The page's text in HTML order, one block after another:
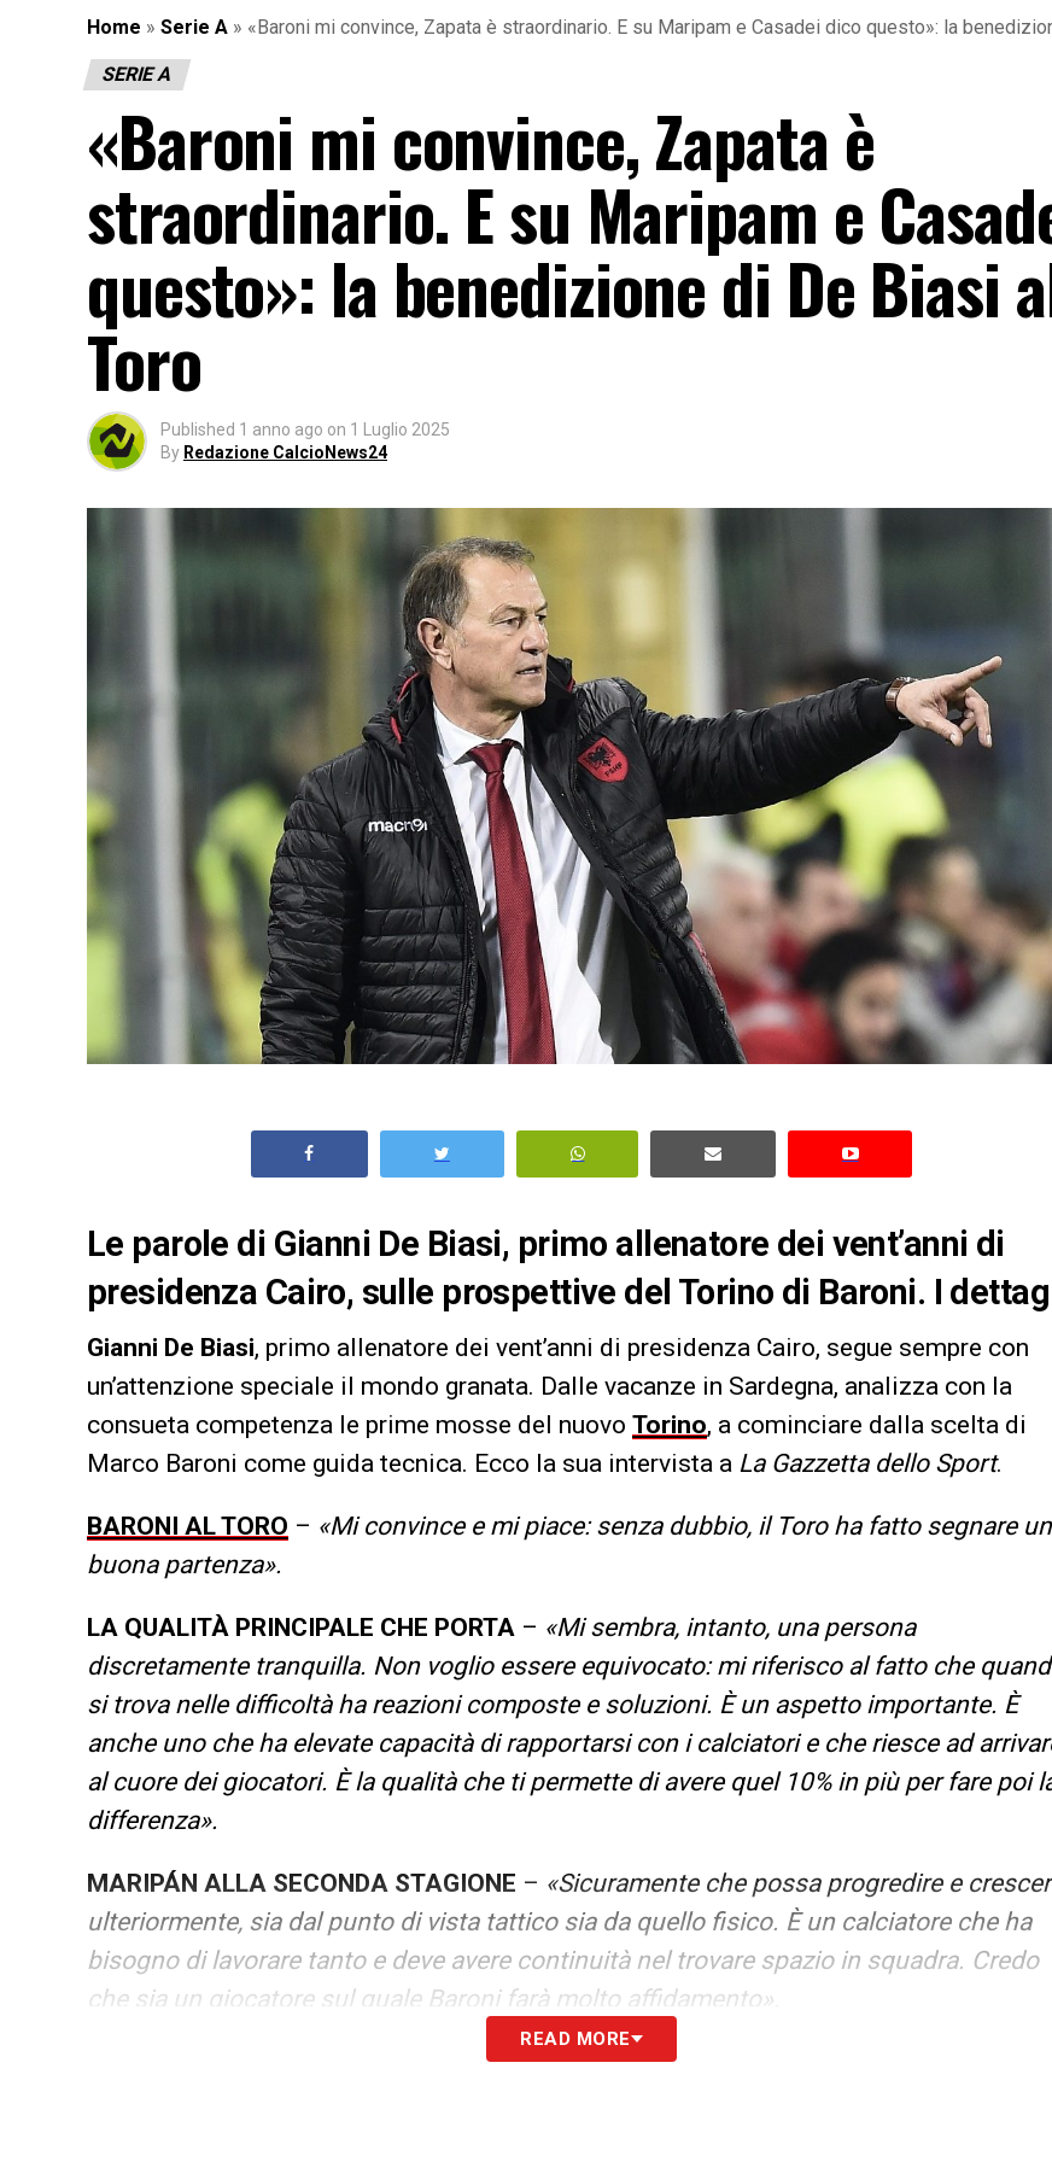
Home » Serie A » «Baroni mi convince, Zapata è straordinario. E su Maripam e Casadei dico questo»: la
SERIE A
«Baroni mi convince, Zapata è
straordinario. E su Maripam e
questo»: la benedizione di De Biasi
Toro
Published 1 anno ago on 1 Luglio 2025
By Redazione CalcioNews24
Le parole di Gianni De Biasi, primo allenatore dei vent’anni di
presidenza Cairo, sulle prospettive del Torino di Baroni. I
Gianni De Biasi, primo allenatore dei vent’anni di presidenza Cairo, segue sempre con
un’attenzione speciale il mondo granata. Dalle vacanze in Sardegna, analizza con la
consueta competenza le prime mosse del nuovo Torino, a cominciare dalla scelta di
Marco Baroni come guida tecnica. Ecco la sua intervista a La Gazzetta dello Sport.
BARONI AL TORO – «Mi convince e mi piace: senza dubbio, il Toro ha fatto segnare
buona partenza».
LA QUALITÀ PRINCIPALE CHE PORTA – «Mi sembra, intanto, una persona
discretamente tranquilla. Non voglio essere equivocato: mi riferisco al fatto che
si trova nelle difficoltà ha reazioni composte e soluzioni. È un aspetto importante. È
anche uno che ha elevate capacità di rapportarsi con i calciatori e che riesce ad
al cuore dei giocatori. È la qualità che ti permette di avere quel 10% in più per fare poi
differenza».
MARIPÁN ALLA SECONDA STAGIONE – «Sicuramente che possa progredire e
ulteriormente, sia dal punto di vista tattico sia da quello fisico. È un calciatore che ha
bisogno di lavorare tanto e deve avere continuità nel trovare spazio in squadra. Credo
che sia un giocatore sul quale Baroni farà molto affidamento».
L’UOMO SU CUI PUNTA PER IL SALTO DI QUALITÀ–
READ MORE